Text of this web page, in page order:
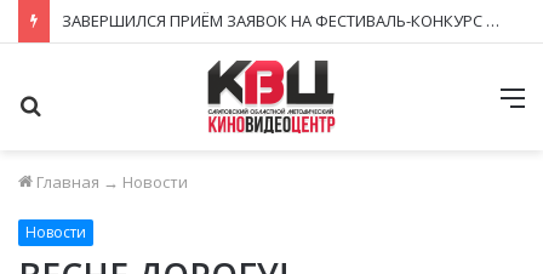
ЗАВЕРШИЛСЯ ПРИЁМ ЗАЯВОК НА ФЕСТИВАЛЬ-КОНКУРС «КИНОВЕРТИКАЛЬ 2026»
Главная → Новости
Новости